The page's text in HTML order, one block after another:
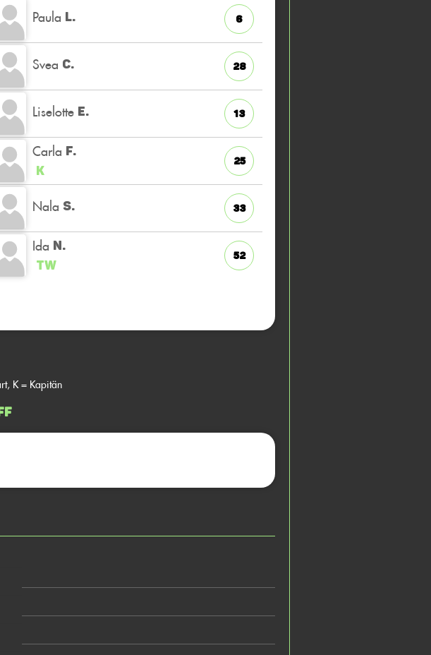
Paula L. 6
Svea C. 28
Liselotte E. 13
Carla F.
K
25
Nala S. 33
Ida N.
TW
52
K = Kapitän